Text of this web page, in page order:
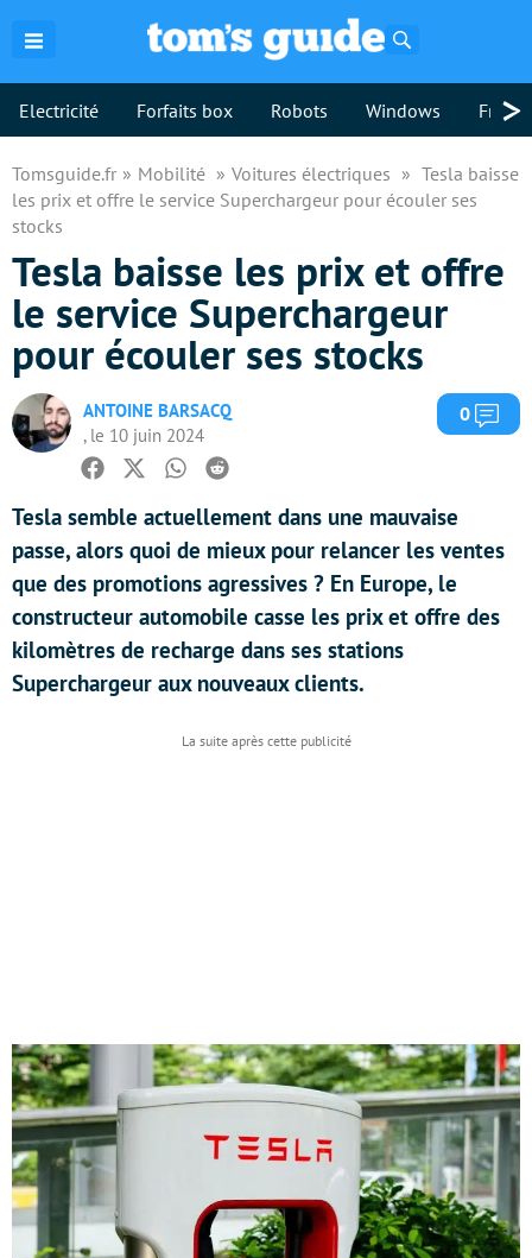
Electricité Forfaits box Robots Windows >
Tomsguide.fr Mobilité Voitures électriques
Tesla baisse
les prix et offre le service Superchargeur pour écouler ses
stocks
Tesla baisse les prix et offre
le service Superchargeur
pour écouler ses stocks
ANTOINE BARSACQ
, le 10 juin 2024
0
Facebook
TwitterWhatsapp
Reddit
Tesla semble actuellement dans une mauvaise
passe, alors quoi de mieux pour relancer les ventes
que des promotions agressives ? En Europe, le
constructeur automobile casse les prix et offre des
kilomètres de recharge dans ses stations
Superchargeur aux nouveaux clients.